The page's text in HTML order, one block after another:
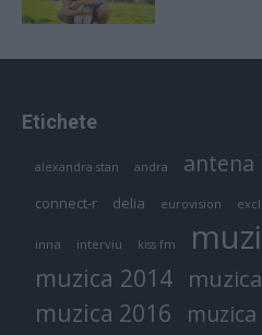
Etichete
alexandra stan andra antena
connect-r delia eurovision
inna interviu kiss fm
muzica 2014
muzica 2016